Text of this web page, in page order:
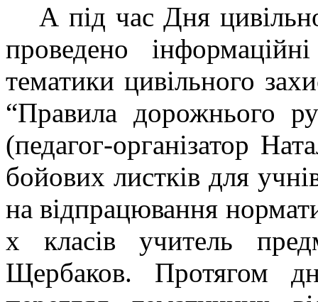
А під час Дня
проведено
тематики цивільного
“Правила дорожнього
(педагог-організатор
бойових листків для
на відпрацювання
х класів учитель
Щербаков. Протягом